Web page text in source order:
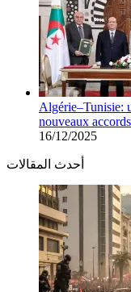
Algérie–Tunisie:
nouveaux accords
16/12/2025
أحدث المقالات